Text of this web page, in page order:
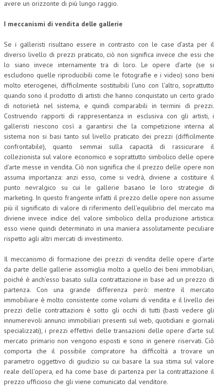
avere un orizzonte di più lungo raggio.
I meccanismi di vendita delle gallerie
Se i galleristi risultano essere in contrasto con le case d’asta per il
diverso livello di prezzi praticato, ciò non significa invece che essi che
lo siano invece internamente tra di loro. Le opere d’arte (se si
escludono quelle riproducibili come le fotografie e i video) sono beni
molto eterogenei, difficilmente sostituibili l’uno con l’altro, soprattutto
quando sono il prodotto di artisti che hanno conquistato un certo grado
di notorietà nel sistema, e quindi comparabili in termini di prezzi.
Costruendo rapporti di rappresentanza in esclusiva con gli artisti, i
galleristi riescono così a garantirsi che la competizione interna al
sistema non si basi tanto sul livello praticato dei prezzi (difficilmente
confrontabile), quanto semmai sulla capacità di rassicurare il
collezionista sul valore economico e soprattutto simbolico delle opere
d’arte messe in vendita. Ciò non significa che il prezzo delle opere non
assuma importanza: anzi esso, come si vedrà, diviene a costituire il
punto nevralgico su cui le gallerie basano le loro strategie di
marketing. In questo frangente infatti il prezzo delle opere non assume
più il significato di valore di riferimento dell’equilibrio del mercato ma
diviene invece indice del valore simbolico della produzione artistica:
esso viene quindi determinato in una maniera assolutamente peculiare
rispetto agli altri mercati di investimento.
Il meccanismo di formazione dei prezzi di vendita delle opere d’arte
da parte delle gallerie assomiglia molto a quello dei beni immobiliari,
poiché è anch’esso basato sulla contrattazione in base ad un prezzo di
partenza. Con una grande differenza però: mentre il mercato
immobiliare è molto consistente come volumi di vendita e il livello dei
prezzi delle contrattazioni è sotto gli occhi di tutti (basti vedere gli
innumerevoli annunci immobiliari presenti sul web, quotidiani e giornali
specializzati), i prezzi effettivi delle transazioni delle opere d’arte sul
mercato primario non vengono esposti e sono in genere riservati. Ciò
comporta che il possibile compratore ha difficoltà a trovare un
parametro oggettivo di giudizio su cui basare la sua stima sul valore
reale dell’opera, ed ha come base di partenza per la contrattazione il
prezzo ufficioso che gli viene comunicato dal venditore.